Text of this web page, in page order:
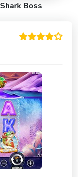
Shark Boss